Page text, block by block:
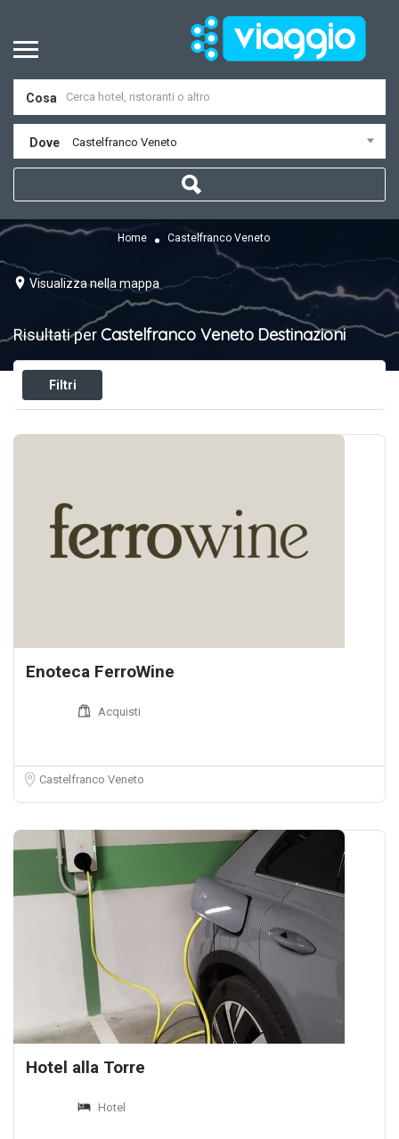
Cosa
Dove Castelfranco Veneto
Home Castelfranco Veneto
Visualizza nella mappa
Risultati per Castelfranco Veneto Destinazioni
Filtri
Enoteca FerroWine
Acquisti
Castelfranco Veneto
Hotel alla Torre
Hotel